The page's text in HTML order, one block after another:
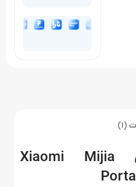
(1)
فلاسک شیائومی Xiaomi Mijia